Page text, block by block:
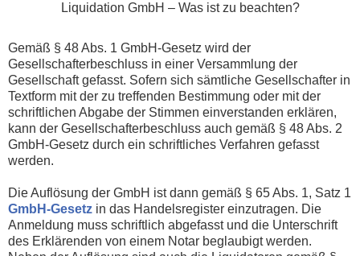
Liquidation GmbH – Was ist zu beachten?
Gemäß § 48 Abs. 1 GmbH-Gesetz wird der
Gesellschafterbeschluss in einer Versammlung der
Gesellschaft gefasst. Sofern sich sämtliche Gesellschafter in
Textform mit der zu treffenden Bestimmung oder mit der
schriftlichen Abgabe der Stimmen einverstanden erklären,
kann der Gesellschafterbeschluss auch gemäß § 48 Abs. 2
GmbH-Gesetz durch ein schriftliches Verfahren gefasst
werden.
Die Auflösung der GmbH ist dann gemäß § 65 Abs. 1, Satz 1
GmbH-Gesetz in das Handelsregister einzutragen. Die
Anmeldung muss schriftlich abgefasst und die Unterschrift
des Erklärenden von einem Notar beglaubigt werden.